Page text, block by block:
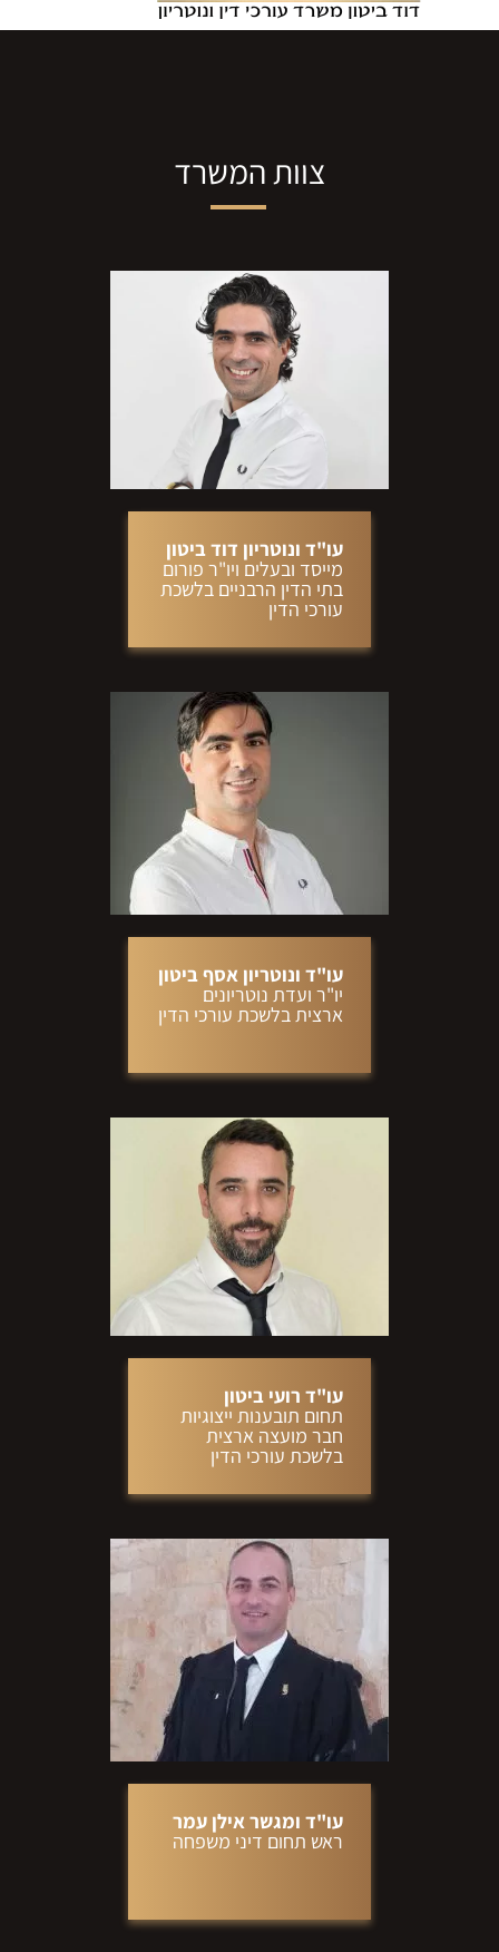
צוות המשרד
עו"ד ונוטריון דוד ביטון
מייסד ובעלים ויו"ר פורום
בתי הדין הרבניים בלשכת
עורכי הדין
עו"ד ונוטריון אסף ביטון
יו"ר ועדת נוטריונים
ארצית בלשכת עורכי הדין
עו"ד רועי ביטון
תחום תובענות ייצוגיות
חבר מועצה ארצית
בלשכת עורכי הדין
עו"ד ומגשר אילן עמר
ראש תחום דיני משפחה